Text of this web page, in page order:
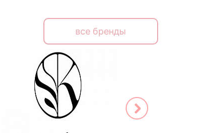
все бренды